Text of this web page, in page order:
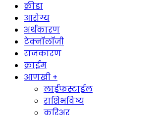
क्रीडा
आरोग्य
अर्थकारण
टेक्नॉलॉजी
राजकारण
क्राईम
आणखी +
लाईफस्टाईल
राशिभविष्य